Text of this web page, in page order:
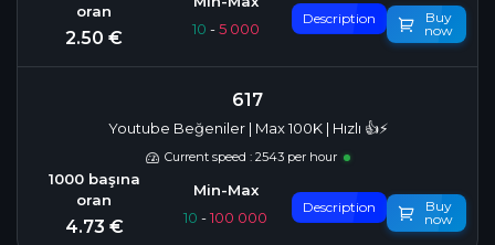
2.50 € 10 -5 000
Description
Buy
now
617
Youtube Beğeniler | Max 100K | Hızlı 👍⚡
Current speed : 2543 per hour
4.73 € 10 -100 000
Description
Buy
now